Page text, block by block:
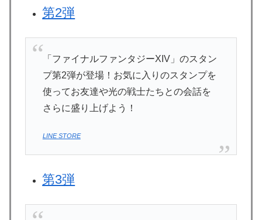
第2弾
「ファイナルファンタジーXIV」のスタン
プ第2弾が登場！お気に入りのスタンプを
使ってお友達や光の戦士たちとの会話を
さらに盛り上げよう！
LINE STORE
第3弾